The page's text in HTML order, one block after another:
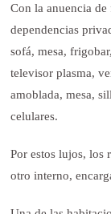
Con la anuencia
dependencias
sofá, mesa,
televisor plasma,
amoblada, mesa,
celulares.
Por estos lujos, los
otro interno,